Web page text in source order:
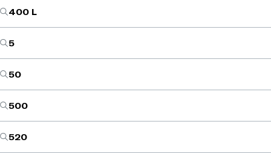
400 L
5
50
500
520